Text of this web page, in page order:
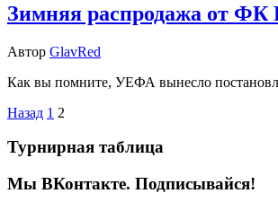
Зимняя распродажа от ФК
Автор GlavRed
Как вы помните, УЕФА вынесло
Пагинация
записей
Назад 1 2
Турнирная таблица
Мы ВКонтакте. Подписывайся!